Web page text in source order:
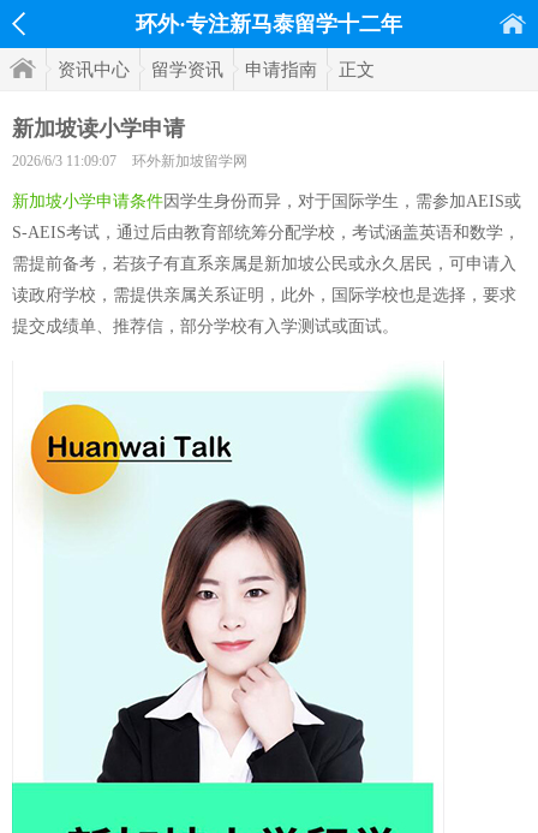
环外·专注新马泰留学十二年
资讯中心 留学资讯 申请指南 正文
新加坡读小学申请
2026/6/3 11:09:07 环外新加坡留学网
新加坡小学申请条件因学生身份而异，对于国际学生，需参加AEIS或
S-AEIS考试，通过后由教育部统筹分配学校，考试涵盖英语和数学，
需提前备考，若孩子有直系亲属是新加坡公民或永久居民，可申请入
读政府学校，需提供亲属关系证明，此外，国际学校也是选择，要求
提交成绩单、推荐信，部分学校有入学测试或面试。